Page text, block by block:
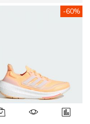
-60%